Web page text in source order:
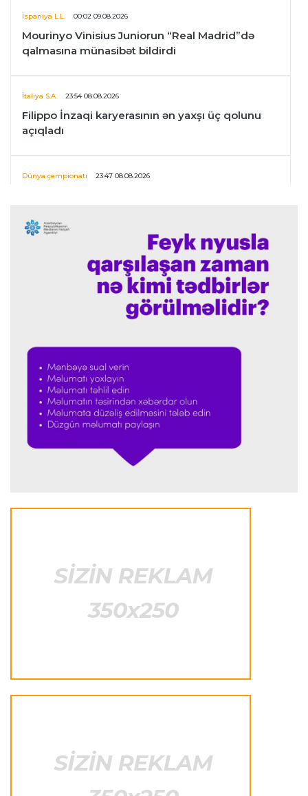
İspaniya L.L. 00:02 09.08.2026
Mourinyo Vinisius Juniorun “Real Madrid”də
qalmasına münasibət bildirdi
İtaliya S.A. 23:54 08.08.2026
Filippo İnzaqi karyerasının ən yaxşı üç qolunu
açıqladı
Dünya çempionatı 23:47 08.08.2026
Donald Trampın oğlu Enes Kanterin WNBA
planını dəstəklədi
“Ferrari”nin məni necə təhlil etdiyini görəndə
şoka düşdüm”
Formula-1 23:18 08.08.2026
Şumaxerlə müqayisə etdi
PSJ “Mançester Yunayted”lə heç-heçə etdi